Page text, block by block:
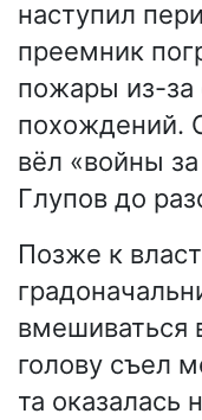
наступил
преемник
пожары из-за
похождений.
вёл «войны
Глупов до
Позже к
вмешиваться
голову съел
та оказалась